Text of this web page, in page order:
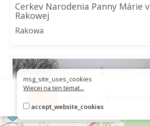
Cerkev Narodenia Panny Márie v
Rakowej
Rakowa
msg_site_uses_cookies
Więcej na ten temat...
accept_website_cookies